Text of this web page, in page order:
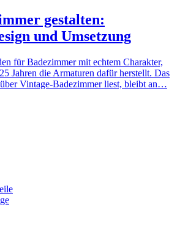
gestalten:
und Umsetzung
für Badezimmer mit echtem Charakter,
Jahren die Armaturen dafür herstellt. Das
Vintage-Badezimmer liest, bleibt an…